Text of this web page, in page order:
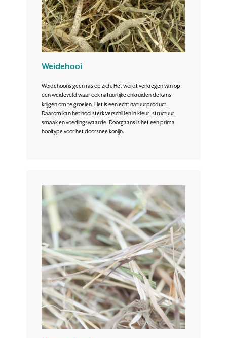
Weidehooi
Weidehooi is geen ras op zich. Het wordt verkregen van op
een weideveld waar ook natuurlijke onkruiden de kans
krijgen om te groeien. Het is een echt natuurproduct.
Daarom kan het hooi sterk verschillen in kleur, structuur,
smaak en voedingswaarde. Doorgaans is het een prima
hooitype voor het doorsnee konijn.